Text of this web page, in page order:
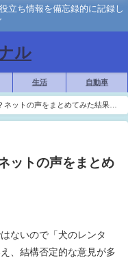
立ち情報を備忘録的に記録し
ル
生活 自動車
ネットの声をまとめてみた結果
ットの声をまとめ
ないので「犬のレンタ
、結構否定的な意見が多